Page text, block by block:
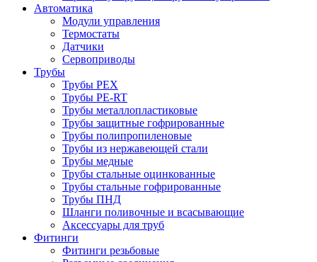
Автоматика
Модули управления
Термостаты
Датчики
Сервоприводы
Трубы
Трубы PEX
Трубы PE-RT
Трубы металлопластиковые
Трубы защитные гофрированные
Трубы полипропиленовые
Трубы из нержавеющей стали
Трубы медные
Трубы стальные оцинкованные
Трубы стальные гофрированные
Трубы ПНД
Шланги поливочные и всасывающие
Аксессуары для труб
Фитинги
Фитинги резьбовые